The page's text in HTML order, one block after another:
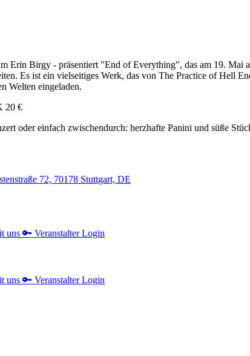
Erin Birgy - präsentiert "End of Everything", das am 19.
Es ist ein vielseitiges Werk, das von The Practice of Hell
Welten eingeladen.
20 €
oder einfach zwischendurch: herzhafte Panini und süße
72, 70178 Stuttgart, DE
uns 🔑 Veranstalter Login
uns 🔑 Veranstalter Login